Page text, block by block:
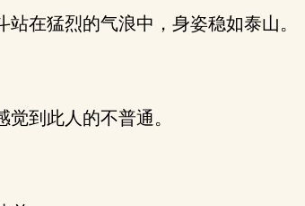
在猛烈的气浪中，身姿稳如泰山。
到此人的不普通。